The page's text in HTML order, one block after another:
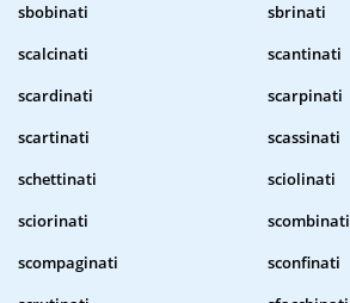
sbobinati
sbrinati
scalcinati
scantinati
scardinati
scarpinati
scartinati
scassinati
schettinati
sciolinati
sciorinati
scombinati
scompaginati
sconfinati